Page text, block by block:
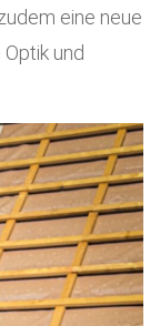
eine neue
und